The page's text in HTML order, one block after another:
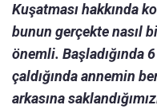
Kuşatması hakkında
bunun gerçekte nasıl
önemli. Başladığında
çaldığında annemin
arkasına